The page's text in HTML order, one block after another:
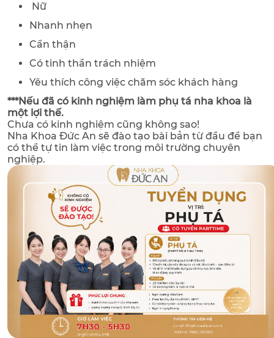
Nữ
Nhanh nhẹn
Cẩn thận
Có tinh thần trách nhiệm
Yêu thích công việc chăm sóc khách hàng
***Nếu đã có kinh nghiệm làm phụ tá nha khoa là
một lợi thế.
Chưa có kinh nghiệm cũng không sao!
Nha Khoa Đức An sẽ đào tạo bài bản từ đầu để bạn
có thể tự tin làm việc trong môi trường chuyên
nghiệp.